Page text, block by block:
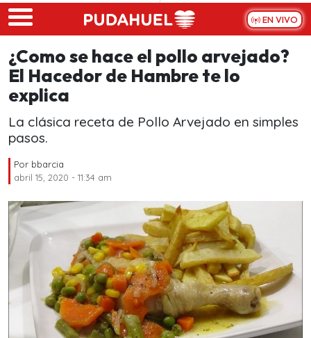
Skip to main content
EN VIVO
¿Como se hace el pollo arvejado?
El Hacedor de Hambre te lo
explica
La clásica receta de Pollo Arvejado en simples
pasos.
Por bbarcia
abril 15, 2020 - 11:34 am